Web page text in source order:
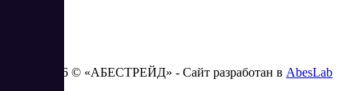
2023 - 2026 © «АБЕСТРЕЙД» - Сайт разработан в AbesLab